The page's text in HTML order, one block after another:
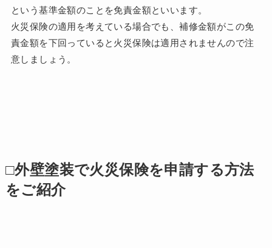
という基準金額のことを免責金額といいます。
火災保険の適用を考えている場合でも、補修金額がこの免
責金額を下回っていると火災保険は適用されませんので注
意しましょう。
□外壁塗装で火災保険を申請する方法
をご紹介